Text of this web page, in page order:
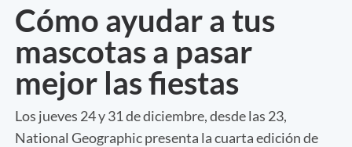
Cómo ayudar a tus
mascotas a pasar
mejor las fiestas
Los jueves 24 y 31 de diciembre, desde las 23,
National Geographic presenta la cuarta edición de